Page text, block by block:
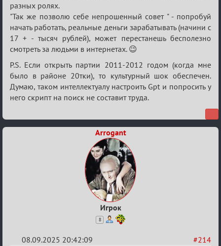
разных ролях.
"Так же позволю себе непрошенный совет " - попробуй
начать работать, реальные деньги зарабатывать (начини с
17 + - тысяч рублей), может перестанешь бесполезно
смотреть за людьми в интернетах. 😉
P.S. Если открыть партии 2011-2012 годом (когда мне
было в районе 20тки), то культурный шок обеспечен.
Думаю, таком интеллектуалу настроить Gpt и попросить у
него скрипт на поиск не составит труда.
Arrogant
Игрок
8
#214
08.09.2025 20:42:09